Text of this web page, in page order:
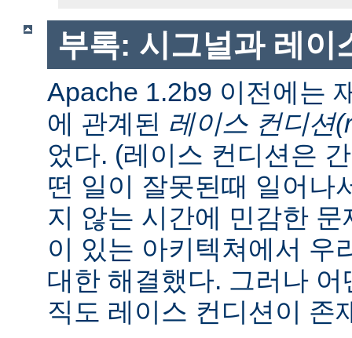
부록: 시그널과 레이
Apache 1.2b9 이전에는
에 관계된 레이스 컨디션
었다. (레이스 컨디션은
떤 일이 잘못된때 일어나
지 않는 시간에 민감한
이 있는 아키텍쳐에서 우
대한 해결했다. 그러나
직도 레이스 컨디션이 존